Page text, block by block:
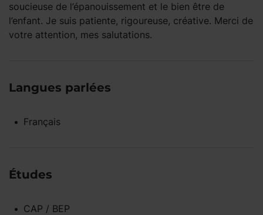
soucieuse de l’épanouissement et le bien être de
l’enfant. Je suis patiente, rigoureuse, créative. Merci de
votre attention, mes salutations.
Langues parlées
Français
Études
CAP / BEP